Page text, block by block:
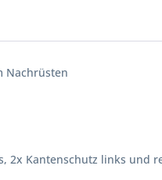
Nachrüsten
2x Kantenschutz links und